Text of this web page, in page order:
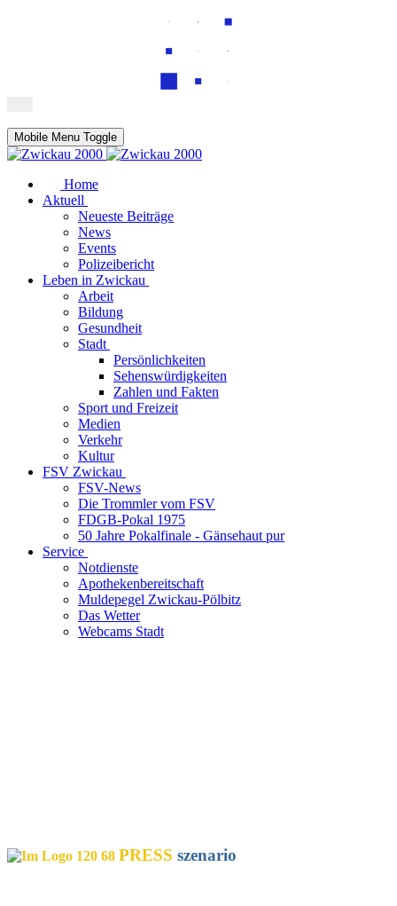
Mobile Menu Toggle
Home
Aktuell
Neueste Beiträge
News
Events
Polizeibericht
Leben in Zwickau
Arbeit
Bildung
Gesundheit
Stadt
Persönlichkeiten
Sehenswürdigkeiten
Zahlen und Fakten
Sport und Freizeit
Medien
Verkehr
Kultur
FSV Zwickau
FSV-News
Die Trommler vom FSV
FDGB-Pokal 1975
50 Jahre Pokalfinale - Gänsehaut pur
Service
Notdienste
Apothekenbereitschaft
Muldepegel Zwickau-Pölbitz
Das Wetter
Webcams Stadt
PRESS szenario